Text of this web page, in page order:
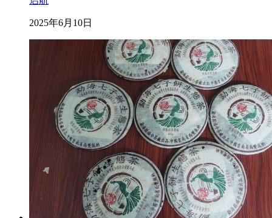
2025年6月10日